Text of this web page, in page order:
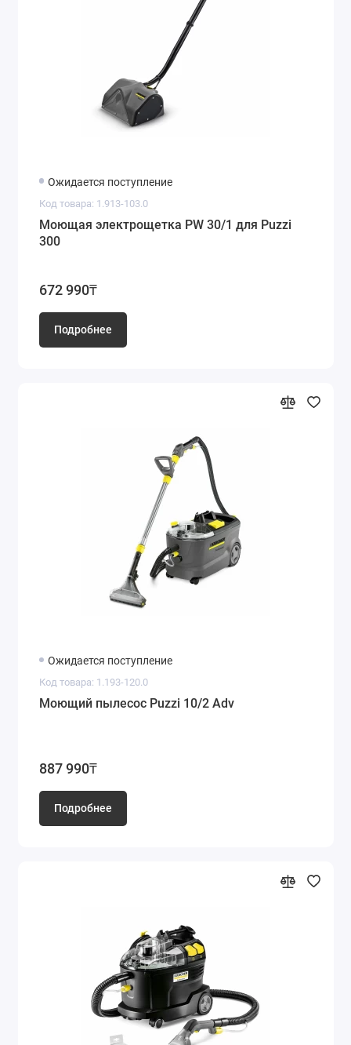
Ожидается поступление
Код товара: 1.913-103.0
Моющая электрощетка PW 30/1 для Puzzi
300
672 990₸
Подробнее
Ожидается поступление
Код товара: 1.193-120.0
Моющий пылесос Puzzi 10/2 Adv
887 990₸
Подробнее